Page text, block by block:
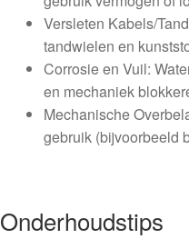
Versleten Kabels/
tandwielen en
Corrosie en Vuil:
en mechaniek
Mechanische
gebruik (bijvoorbeeld
Onderhoudstips